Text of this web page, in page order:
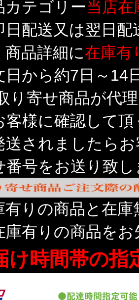
カテゴリー当店在
日配送又は翌日
商品詳細に在庫有
日から約7日～14
り寄せ商品が代
客様に確認して
送されましたら
番号をお送り致し
有りの商品と在
庫有りの商品を
け時間帯の指